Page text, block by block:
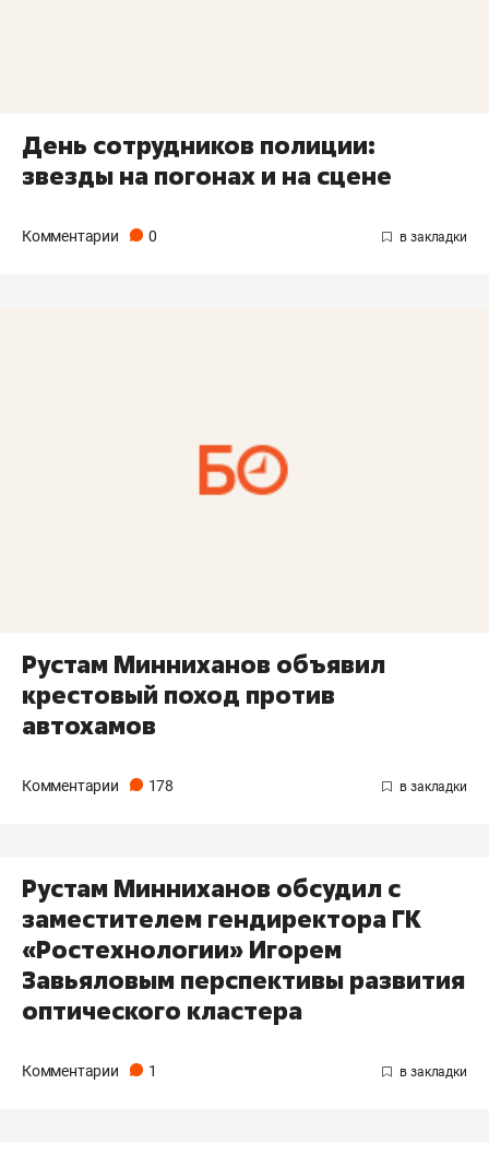
День сотрудников полиции:
звезды на погонах и на сцене
Комментарии 0
Рустам Минниханов объявил
крестовый поход против
автохамов
Комментарии 178
Рустам Минниханов обсудил с
заместителем гендиректора ГК
«Ростехнологии» Игорем
Завьяловым перспективы развития
оптического кластера
Комментарии 1